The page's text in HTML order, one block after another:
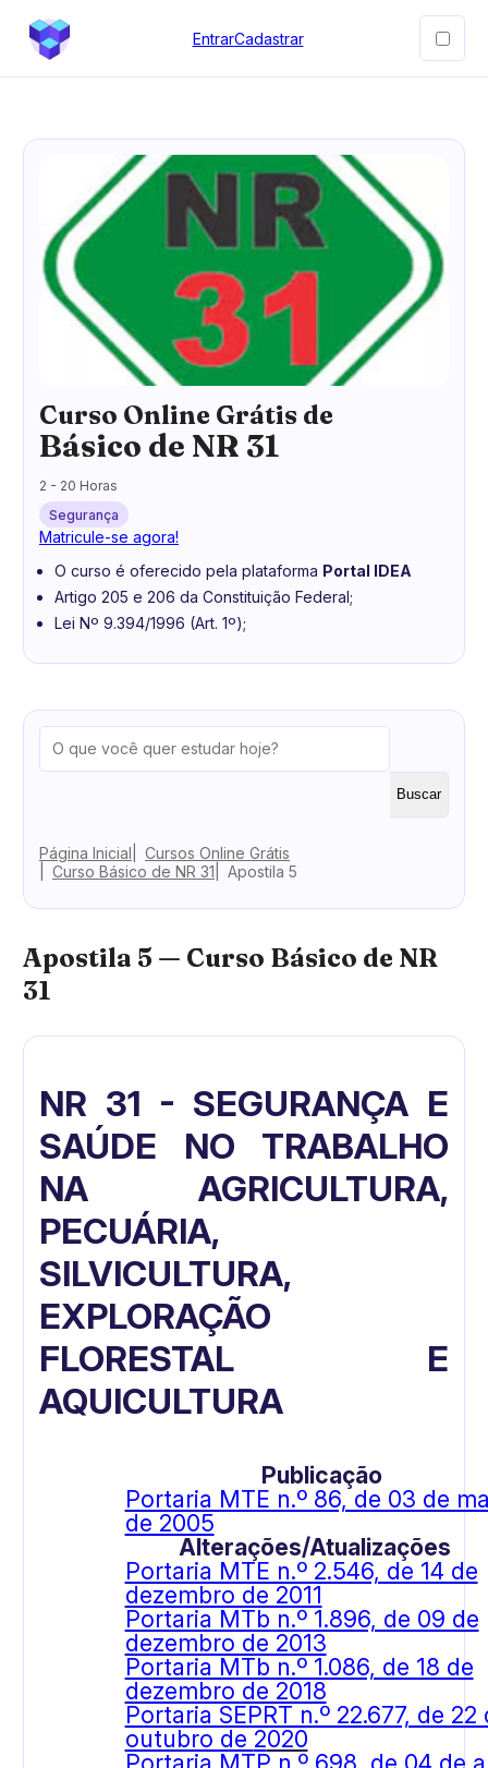
EntrarCadastrar
Curso Online Grátis de
Básico de NR 31
2 - 20 Horas
Segurança
Matricule-se agora!
O curso é oferecido pela plataforma Portal IDEA
Artigo 205 e 206 da Constituição Federal;
Lei Nº 9.394/1996 (Art. 1º);
Buscar
Página Inicial
Cursos Online Grátis
Curso Básico de NR 31
Apostila 5
Apostila 5 — Curso Básico de NR
31
NR 31 - SEGURANÇA E
SAÚDE NO TRABALHO
NA AGRICULTURA,
PECUÁRIA,
SILVICULTURA,
EXPLORAÇÃO
FLORESTAL E
AQUICULTURA
Publicação
Portaria MTE n.º 86, de 03 de
de 2005
Alterações/Atualizações
Portaria MTE n.º 2.546, de 14 de
dezembro de 2011
Portaria MTb n.º 1.896, de 09 de
dezembro de 2013
Portaria MTb n.º 1.086, de 18 de
dezembro de 2018
Portaria SEPRT n.º 22.677, de 22
outubro de 2020